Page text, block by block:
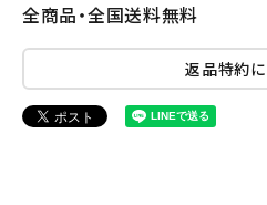
全商品・全国送料無料
返品特約